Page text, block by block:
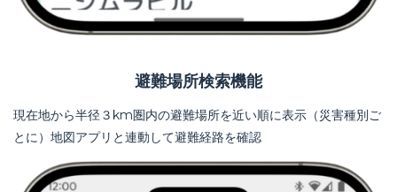
避難場所検索機能
現在地から半径３km圏内の避難場所を近い順に表示（災害種別ご
とに）地図アプリと連動して避難経路を確認